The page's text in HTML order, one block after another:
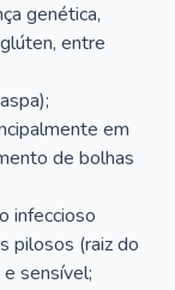
genética,
entre
em
de bolhas
infeccioso
pilosos (raiz do
sensível;